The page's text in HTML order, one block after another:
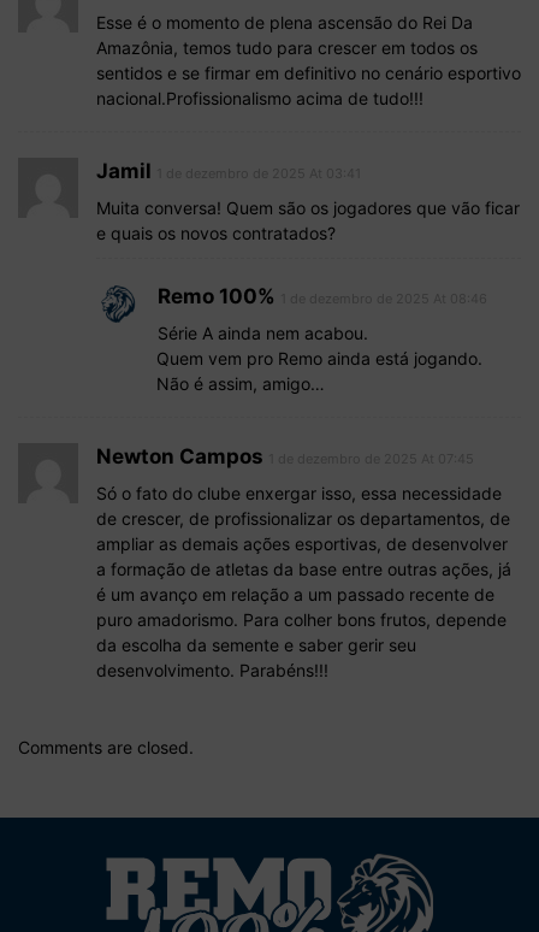
Esse é o momento de plena ascensão do Rei Da
Amazônia, temos tudo para crescer em todos os
sentidos e se firmar em definitivo no cenário esportivo
nacional.Profissionalismo acima de tudo!!!
Jamil
Muita conversa! Quem são os jogadores que vão ficar
e quais os novos contratados?
Remo 100%
Série A ainda nem acabou.
Quem vem pro Remo ainda está jogando.
Não é assim, amigo…
Newton Campos
Só o fato do clube enxergar isso, essa necessidade
de crescer, de profissionalizar os departamentos, de
ampliar as demais ações esportivas, de desenvolver
a formação de atletas da base entre outras ações, já
é um avanço em relação a um passado recente de
puro amadorismo. Para colher bons frutos, depende
da escolha da semente e saber gerir seu
desenvolvimento. Parabéns!!!
Comments are closed.